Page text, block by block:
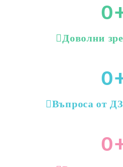
0
Доволни
0
Въпроса от
0